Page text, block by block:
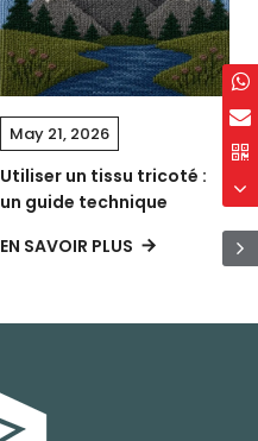
May 21, 2026
Utiliser un tissu tricoté :
un guide technique
EN SAVOIR PLUS